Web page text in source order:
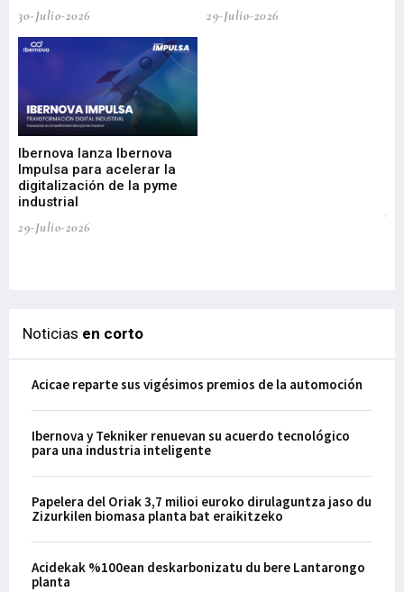
30-Julio-2026
29-Julio-2026
Ibernova lanza Ibernova
Impulsa para acelerar la
digitalización de la pyme
industrial
29-Julio-2026
Noticias en corto
Acicae reparte sus vigésimos premios de la automoción
Ibernova y Tekniker renuevan su acuerdo tecnológico
para una industria inteligente
Papelera del Oriak 3,7 milioi euroko dirulaguntza jaso du
Zizurkilen biomasa planta bat eraikitzeko
Acidekak %100ean deskarbonizatu du bere Lantarongo
planta